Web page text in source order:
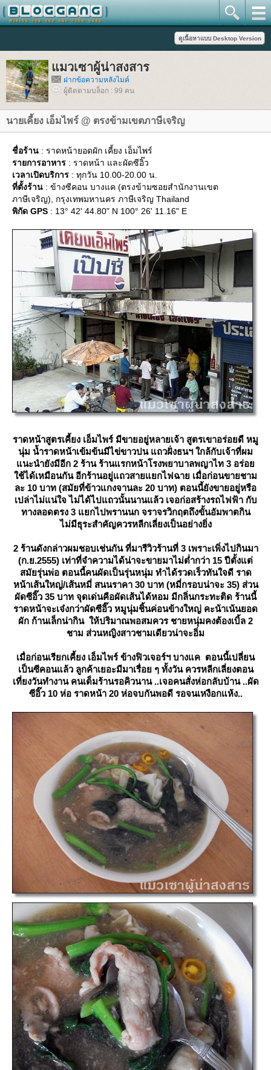
มวเซาผู้น่าสงสาร
ฝากข้อความหลังไมค์
ผู้ติดตามบล็อก : 99 คน
นายเคี้ยง เอ็มไพร์ @ ตรงข้ามเขตภาษีเจริญ
ชื่อร้าน : ราดหน้ายอดผัก เคี้ยง เอ็มไพร์
รายการอาหาร : ราดหน้า และผัดซีอิ๊ว
เวลาเปิดบริการ : ทุกวัน 10.00-20.00 น.
ที่ตั้งร้าน : ข้างซีคอน บางแค (ตรงข้ามซอยสำนักงานเขต
ภาษีเจริญ), กรุงเทพมหานคร ภาษีเจริญ Thailand
พิกัด GPS : 13° 42' 44.80" N 100° 26' 11.16" E
ราดหน้าสูตรเคี้ยง เอ็มไพร์ มีขายอยู่หลายเจ้า สูตรเขาอร่อยดี หมู
นุ่ม น้ำราดหน้าเข้มข้นมีไข่ขาวปน แถวฝั่งธนฯ ใกล้กับเจ้าที่ผม
นะนำยังมีอีก 2 ร้าน ร้านแรกหน้าโรงพยาบาลพญาไท 3 อร่อ
ช้ได้เหมือนกัน อีกร้านอยู่แถวสายแยกไฟฉาย เมื่อก่อนขายชาม
ละ 10 บาท (สมัยที่ข้าวแกงจานละ 20 บาท) ตอนนี้ยังขายอยู่หรือ
เปล่าไม่แน่ใจ ไม่ได้ไปแถวนั้นนานแล้ว เจอก่อสร้างรถไฟฟ้า กับ
ทางลอดตรง 3 แยกไปพรานนก จราจรวิกฤตถึงขั้นอัมพาตกิน
ไม่มีธุระสำคัญควรหลีกเลี่ยงเป็นอย่างยิ่ง
2 ร้านดังกล่าวผมชอบเช่นกัน ที่มารีวิวร้านที่ 3 เพราะเพิ่งไปกินมา
(ก.ย.2555) เท่าที่จำความได้น่าจะขายมาไม่ต่ำกว่า 15 ปีตั้งแต่
สมัยรุ่นพ่อ ตอนนี้คนผัดเป็นรุ่นหนุ่ม ทำได้รวดเร็วทันใจดี ราด
หน้าเส้นใหญ่/เส้นหมี่ สนนราคา 30 บาท (หมี่กรอบน่าจะ 35) ส่วน
ผัดซีอิ๊ว 35 บาท จุดเด่นคือผัดเส้นได้หอม มีกลิ่นกระทะติด ร้านนี้
ราดหน้าจะเจ๋งกว่าผัดซีอิ๊ว หมูนุ่มชิ้นค่อนข้างใหญ่ คะน้าเน้นยอด
ผัก ก้านเล็กน่ากิน ให้ปริมาณพอสมควร ชายหนุ่มคงต้องเบิ้ล 2
ชาม ส่วนหญิงสาวชามเดียวน่าจะอิ่ม
เมื่อก่อนเรียกเคี้ยง เอ็มไพร์ ข้างฟิวเจอร์ฯ บางแค ตอนนี้เปลี่ยน
เป็นซีคอนแล้ว ลูกค้าเยอะมีมาเรื่อย ๆ ทั้งวัน ควรหลีกเลี่ยงตอน
เที่ยงวันทำงาน คนเต็มร้านรอคิวนาน ..เจอคนสั่งห่อกลับบ้าน ..ผัด
ซีอิ๊ว 10 ห่อ ราดหน้า 20 ห่อจบกันพอดี รอจนเหงือกแห้ง..